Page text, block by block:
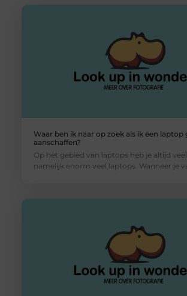
Waar ben ik naar op zoek als ik een laptop
aanschaffen?
Op het gebied van laptops heb je altijd
namelijk enorm veel laptops. Wanneer je